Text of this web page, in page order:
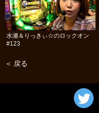
水瀬＆りっきぃ☆のロックオン
#123
＜ 戻る